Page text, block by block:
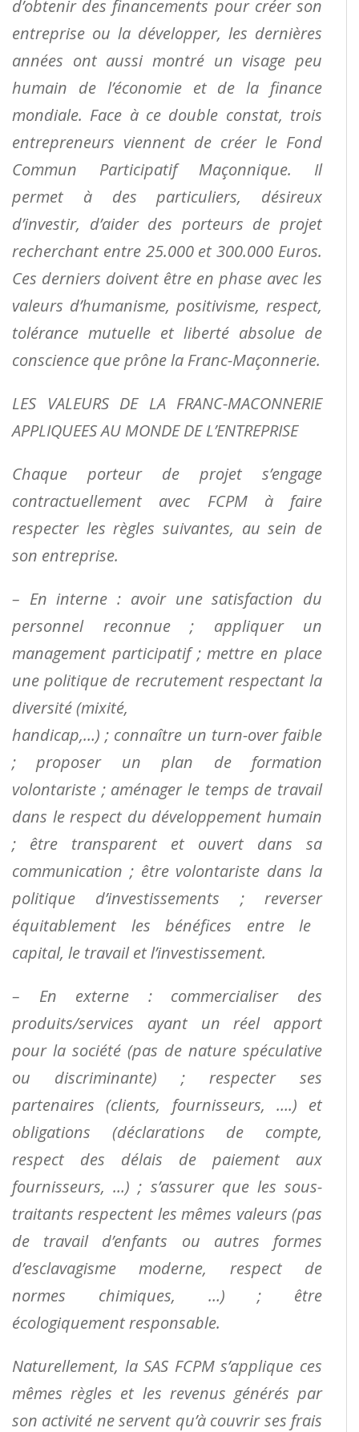
d’obtenir des financements pour créer son
entreprise ou la développer, les dernières
années ont aussi montré un visage peu
humain de l’économie et de la finance
mondiale. Face à ce double constat, trois
entrepreneurs viennent de créer le Fond
Commun Participatif Maçonnique. Il
permet à des particuliers, désireux
d’investir, d’aider des porteurs de projet
recherchant entre 25.000 et 300.000 Euros.
Ces derniers doivent être en phase avec les
valeurs d’humanisme, positivisme, respect,
tolérance mutuelle et liberté absolue de
conscience que prône la Franc-Maçonnerie.
LES VALEURS DE LA FRANC-MACONNERIE
APPLIQUEES AU MONDE DE L’ENTREPRISE
Chaque porteur de projet s’engage
contractuellement avec FCPM à faire
respecter les règles suivantes, au sein de
son entreprise.
– En interne : avoir une satisfaction du
personnel reconnue ; appliquer un
management participatif ; mettre en place
une politique de recrutement respectant la
diversité (mixité,
handicap,…) ; connaître un turn-over faible
; proposer un plan de formation
volontariste ;aménager le temps de travail
dans le respect du développement humain
; être transparent et ouvert dans sa
communication ; être volontariste dans la
politique d’investissements ; reverser
équitablement les bénéfices entre le
capital, le travail et l’investissement.
– En externe : commercialiser des
produits/services ayant un réel apport
pour la société (pas de nature spéculative
ou discriminante) ; respecter ses
partenaires (clients, fournisseurs, ….) et
obligations (déclarations de compte,
respect des délais de paiement aux
fournisseurs, …) ; s’assurer que les sous-
traitants respectent les mêmes valeurs (pas
de travail d’enfants ou autres formes
d’esclavagisme moderne, respect de
normes chimiques, …) ; être
écologiquement responsable.
Naturellement, la SAS FCPM s’applique ces
mêmes règles et les revenus générés par
son activité ne servent qu’à couvrir ses frais